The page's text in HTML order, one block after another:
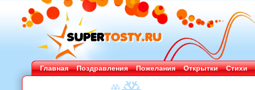
Главная Поздравления Пожелания Открытки Стихи